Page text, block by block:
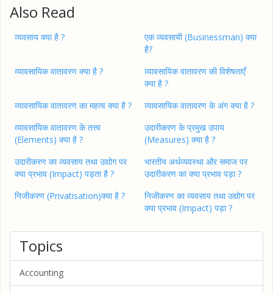
Also Read
व्यवसाय क्या है ?
एक व्यवसायी (Businessman) क्या
है?
व्यावसायिक वातावरण क्या है ?
व्यावसायिक वातावरण की विशेषताएँ
क्या है ?
व्यावसायिक वातावरण का महत्व क्या है ?
व्यावसायिक वातावरण के अंग क्या है ?
व्यावसायिक वातावरण के तत्त्व
(Elements) क्या है ?
उदारीकरण के प्रमुख उपाय
(Measures) क्या है ?
उदारीकरण का व्यवसाय तथा उद्योग पर
क्या प्रभाव (Impact) पड़ता है ?
भारतीय अर्थव्यवस्था और समाज पर
उदारीकरण का क्या प्रभाव पड़ा ?
निजीकरण (Privatisation)क्या है ?
निजीकरण का व्यवसाय तथा उद्योग पर
क्या प्रभाव (Impact) पड़ा ?
Topics
Accounting